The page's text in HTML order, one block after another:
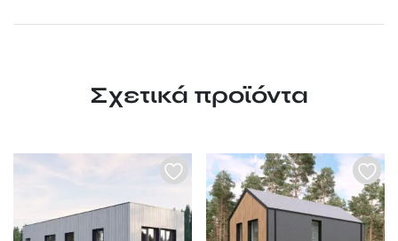
Σχετικά προϊόντα